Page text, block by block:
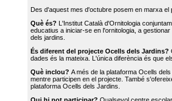
Des d'aquest mes d'octubre posem en marxa
Què és? L'Institut Català d'Ornitologia
educatius a iniciar-se en l'ornitologia, a
dels jardins.
És diferent del projecte Ocells dels Jardins?
dades és la mateixa. L'única diferència és que
Què inclou? A més de la plataforma Ocells
mentre participen en el projecte. També
plataforma Ocells dels Jardins.